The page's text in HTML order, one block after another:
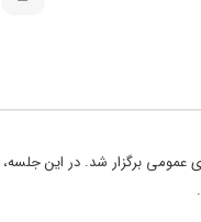
عمومی برگزار شد. در این